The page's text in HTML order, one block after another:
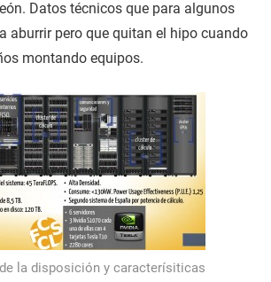
Datos técnicos que para algunos
aburrir pero que quitan el hipo cuando
montando equipos.
la disposición y caracterísiticas